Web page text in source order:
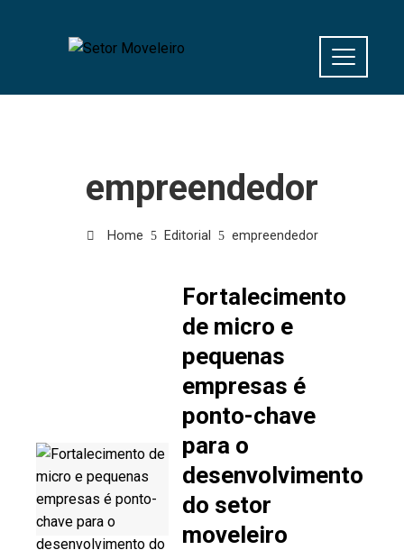
empreendedor
Home Editorial empreendedor
Fortalecimento
de micro e
pequenas
empresas é
ponto-chave
para o
desenvolvimento
do setor
moveleiro